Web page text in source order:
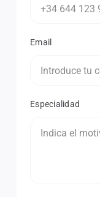
Email
Especialidad